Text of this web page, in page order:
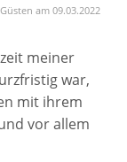
verliefen
wir uns
und für
begeistert,
und
Besonderem
auch
am 09.03.2022
meiner
war,
mit ihrem
vor allem
von ihrem